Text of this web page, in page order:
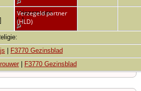
]
Vriezenveen
[1]
Verzegeld partner
(HLD)
F3770 Gezinsblad
F3770 Gezinsblad